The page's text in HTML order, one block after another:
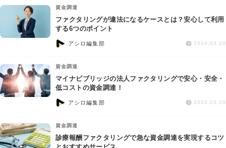
債務整理
交通事故
労働問題
AI Search Premium
資金調達
ファクタリングが違法になるケースとは？安心して利用
する6つのポイント
アシロ編集部 2024.03.29
資金調達
マイナビブリッジの法人ファクタリングで安心・安全・
低コストの資金調達！
アシロ編集部 2024.03.29
資金調達
診療報酬ファクタリングで急な資金調達を実現するコツ